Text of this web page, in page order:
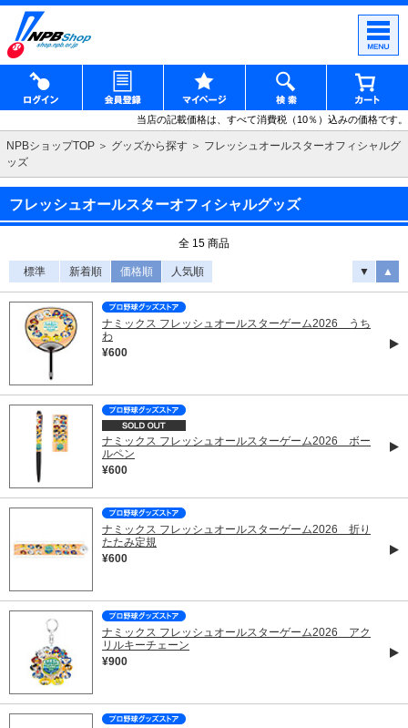
当店の記載価格は、すべて消費税（10％）込みの価格です。
NPBショップTOP グッズから探す
フレッシュオールスターオフィシャルグ
ッズ
フレッシュオールスターオフィシャルグッズ
全 15 商品
標準 新着順 価格順 人気順 ▼ ▲
ナミックス フレッシュオールスターゲーム2026 うち
わ
¥600
ナミックス フレッシュオールスターゲーム2026 ボー
ルペン
¥600
ナミックス フレッシュオールスターゲーム2026 折り
たたみ定規
¥600
ナミックス フレッシュオールスターゲーム2026 アク
リルキーチェーン
¥900